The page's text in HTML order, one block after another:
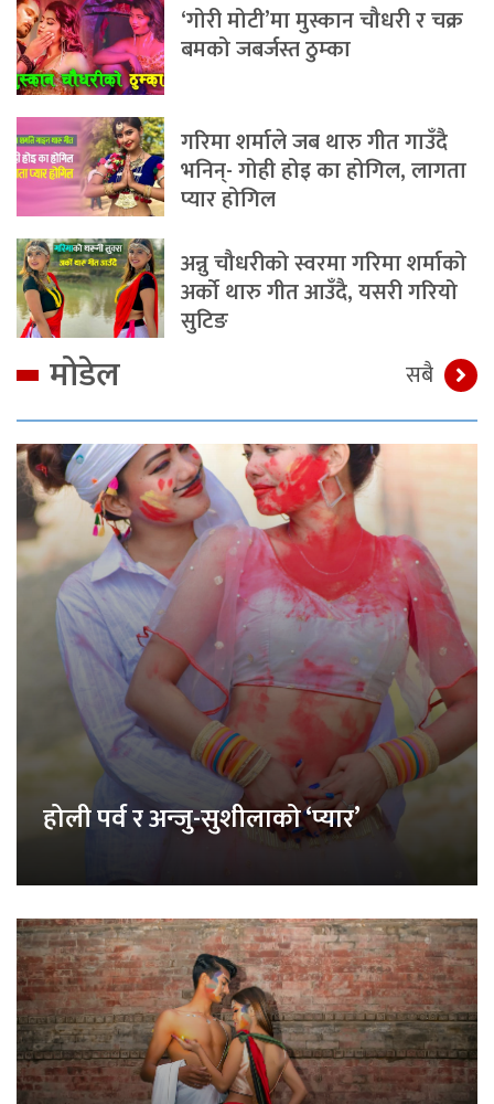
‘गोरी मोटी’मा मुस्कान चौधरी र चक्र
बमको जबर्जस्त ठुम्का
गरिमा शर्माले जब थारु गीत गाउँदै
भनिन्- गोही होइ का होगिल, लागता
प्यार होगिल
अन्नु चौधरीको स्वरमा गरिमा शर्माको
अर्को थारु गीत आउँदै, यसरी गरियो
सुटिङ
मोडेल सबै
होली पर्व र अन्जु-सुशीलाको ‘प्यार’